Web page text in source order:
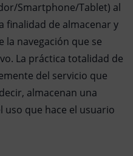
Smartphone/Tablet) al
finalidad de almacenar y
navegación que se
La práctica totalidad de
del servicio que
almacenan una
que hace el usuario